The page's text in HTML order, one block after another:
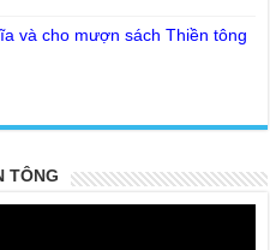
và cho mượn sách Thiền tông
TÔNG